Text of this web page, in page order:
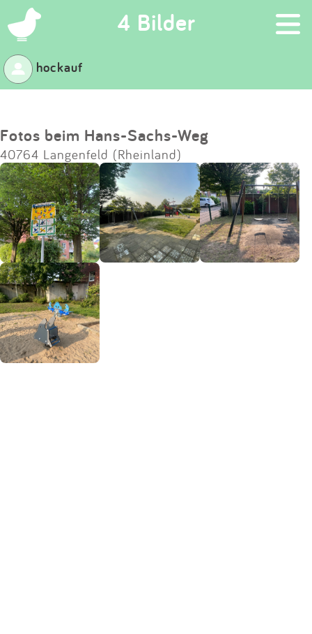
4 Bilder ×
Suchen
Eintragen
App
Blog
Partner
hockauf
Fotos beim Hans-Sachs-Weg
40764 Langenfeld (Rheinland)